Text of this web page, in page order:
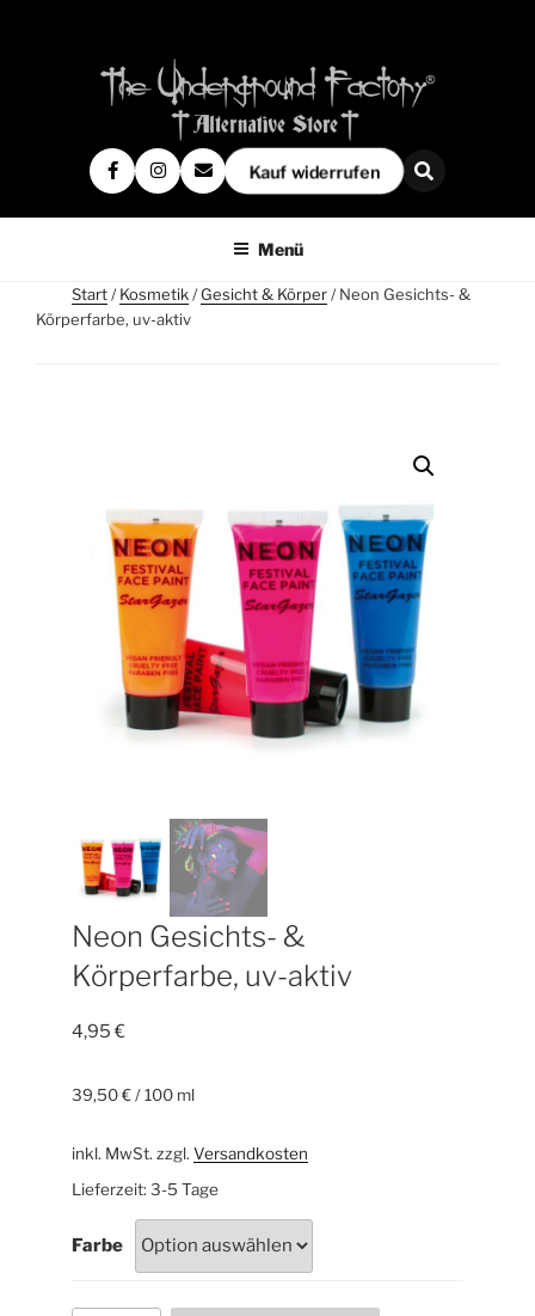
Kauf widerrufen
Menü
Start/Kosmetik/Gesicht & Körper/ Neon Gesichts- &
Körperfarbe, uv-aktiv
Neon Gesichts- &
Körperfarbe, uv-aktiv
4,95€
39,50€/100 ml
inkl. MwSt. zzgl. Versandkosten
Lieferzeit: 3-5 Tage
Farbe